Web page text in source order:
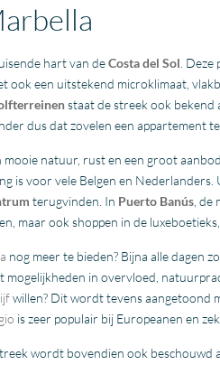
hart van deCosta del Sol .
ook een uitstekend microklimaat,
staat de streek ook bekend
dus dat zovelen een appartement
mooie natuur, rust en een groot
is voor vele Belgen en
terugvinden. In Puerto Banús ,
maar ook shoppen in de
nog meer te bieden? Bijna alle dagen
mogelijkheden in overvloed,
willen? Dit wordt tevens aangetoond
is zeer populair bij Europeanen en
wordt bovendien ook beschouwd